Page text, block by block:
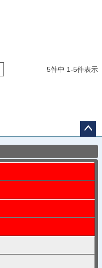
5件中 1-5件表示
ップ